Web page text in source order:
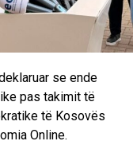
se ende
pas takimit të
të Kosovës
Online.